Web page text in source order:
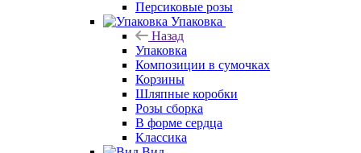
Персиковые розы
Упаковка
Назад
Упаковка
Композиции в сумочках
Корзины
Шляпные коробки
Розы сборка
В форме сердца
Классика